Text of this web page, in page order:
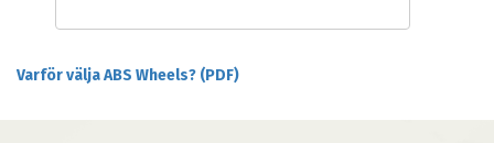
Varför välja ABS Wheels? (PDF)